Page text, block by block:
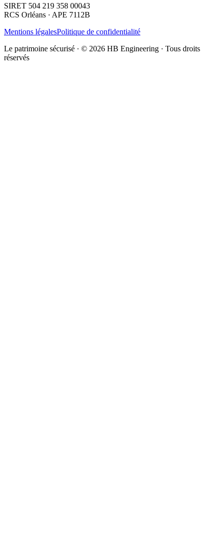
SIRET 504 219 358 00043
RCS Orléans · APE 7112B
Mentions légalesPolitique de confidentialité
Le patrimoine sécurisé · © 2026 HB Engineering · Tous droits
réservés